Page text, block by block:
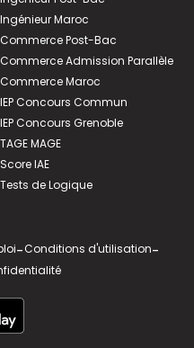
Ingénieur Maroc
Commerce Post-Bac
Commerce Admission Parallèle
Commerce Maroc
IEP Concours Commun
IEP Concours Grenoble
TAGE MAGE
Score IAE
Tests de Logique
-Conditions d'utilisation-